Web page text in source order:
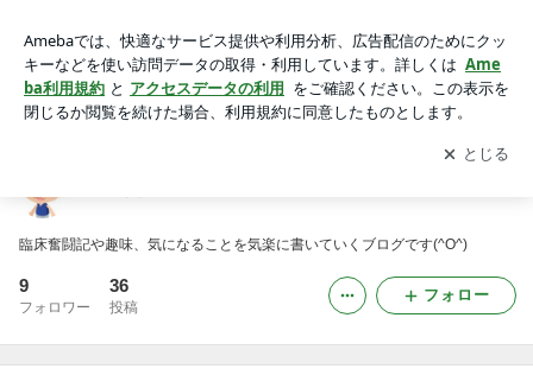
アプリをダウンロードして ブログの更新通知
を受け取りまし
ょう。
開く
臨床奮闘記や趣味、気になることを気楽に書いていくブログです(^O^)
9
フォロワー
36
投稿
フォロー